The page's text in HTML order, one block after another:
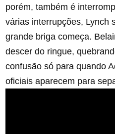
porém, também é
várias interrupções, Lynch
grande briga começa.
descer do ringue,
confusão só para quando
oficiais aparecem para